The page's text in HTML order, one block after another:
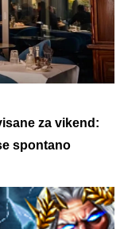
za vikend:
spontano